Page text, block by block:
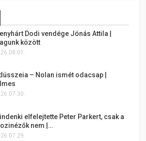
Dodi vendége Jónás Attila |
között
– Nolan ismét odacsap |
elfelejtette Peter Parkert, csak a
nem |…